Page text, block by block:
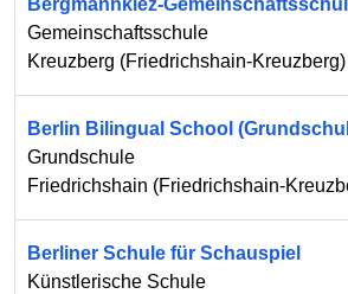
Bergmannkiez-
Gemeinschaftsschule
Kreuzberg (Friedrichshain-Kreuzberg)
Berlin Bilingual School
Grundschule
Friedrichshain (Friedrichshain-
Berliner Schule für Schauspiel
Künstlerische Schule